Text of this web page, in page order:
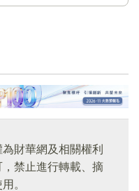
財華網及相關權利
禁止進行轉載、摘
。